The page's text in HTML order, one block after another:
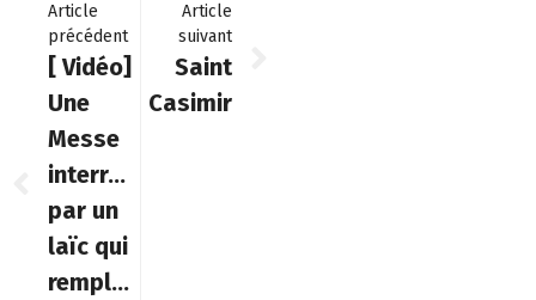
Article
précédent
[ Vidéo]
Une
Messe
interrompue
par un
laïc qui
remplace
Article
suivant
Saint
Casimir